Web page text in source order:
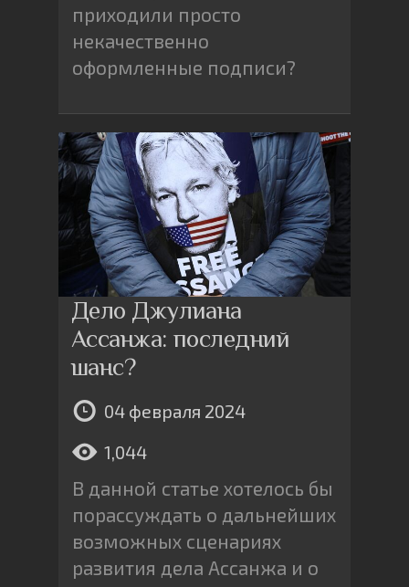
приходили просто
некачественно
оформленные подписи?
Дело Джулиана
Ассанжа: последний
шанс?
04 февраля 2024
1,044
В данной статье хотелось бы
порассуждать о дальнейших
возможных сценариях
развития дела Ассанжа и о